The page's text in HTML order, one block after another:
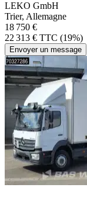
LEKO GmbH
Trier, Allemagne
18 750 €
22 313 € TTC (19%)
Envoyer un message